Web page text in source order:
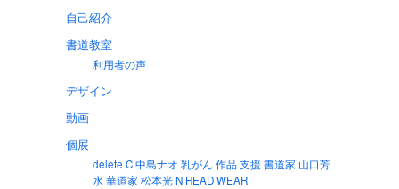
自己紹介
書道教室
利用者の声
デザイン
動画
個展
delete C 中島ナオ 乳がん 作品 支援 書道家 山口芳
水 華道家 松本光 N HEAD WEAR